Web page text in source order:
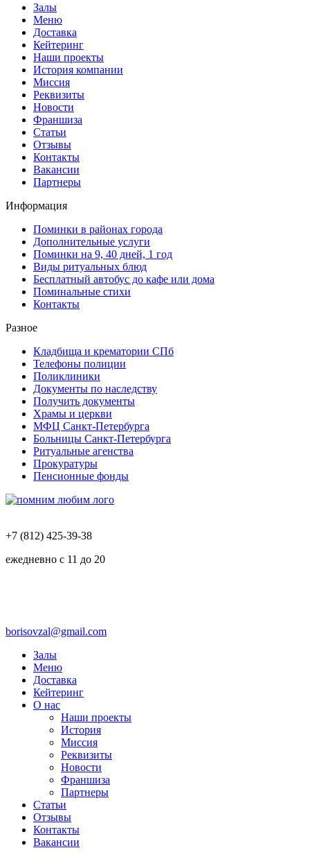
Залы
Меню
Доставка
Кейтеринг
Наши проекты
История компании
Миссия
Реквизиты
Новости
Франшиза
Статьи
Отзывы
Контакты
Вакансии
Партнеры
Информация
Поминки в районах города
Дополнительные услуги
Поминки на 9, 40 дней, 1 год
Виды ритуальных блюд
Бесплатный автобус до кафе или дома
Поминальные стихи
Контакты
Разное
Кладбища и крематории СПб
Телефоны полиции
Поликлиники
Документы по наследству
Получить документы
Храмы и церкви
МФЦ Санкт-Петербурга
Больницы Санкт-Петербурга
Ритуальные агенства
Прокуратуры
Пенсионные фонды
+7 (812) 425-39-38
ежедневно с 11 до 20
borisovzal@gmail.com
Залы
Меню
Доставка
Кейтеринг
О нас
Наши проекты
История
Миссия
Реквизиты
Новости
Франшиза
Партнеры
Статьи
Отзывы
Контакты
Вакансии